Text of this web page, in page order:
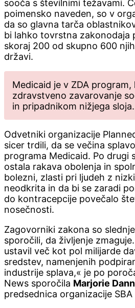
sooča s številnimi težavami.
poimensko naveden, so v
da so glavna tarča
bi lahko tovrstna zakonodaja
skoraj 200 od skupno 600
državi.
Medicaid je v ZDA
zdravstveno zavarovanje
in pripadnikom nižjega sloja.
Odvetniki organizacije
sicer trdili, da se večina
programa Medicaid. Po drugi
ostala rakava obolenja in
bolezni, zlasti pri ljudeh z
neodkrita in da bi se zaradi
do kontracepcije povečalo
nosečnosti.
Zagovorniki zakona so
sporočili, da življenje
ustavil več kot pol milijarde
sredstev, namenjenih
industrije splava,« je po
News sporočila Marjorie
predsednica organizacije